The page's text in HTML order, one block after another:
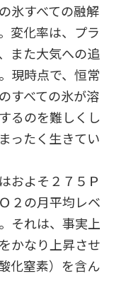
氷すべての融解
変化率は、プラ
また大気への追
現時点で、恒常
すべての氷が溶
るのを難しくし
ったく生きてい
およそ２７５Ｐ
２の月平均レベ
それは、事実上
かなり上昇させ
化窒素）を含ん